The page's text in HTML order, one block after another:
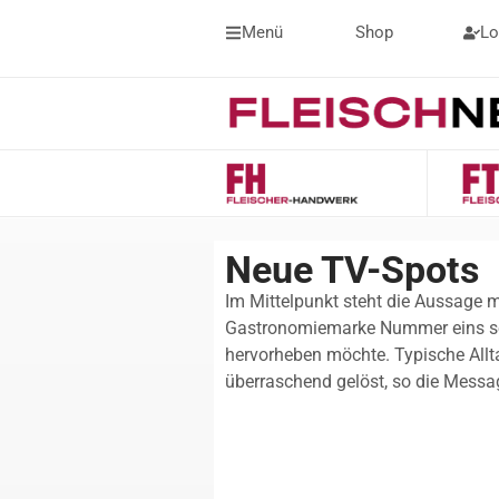
Menü Shop
Neue TV-Spots
Im Mittelpunkt steht die Aussage
Gastronomiemarke Nummer eins
hervorheben möchte. Typische
überraschend gelöst, so die